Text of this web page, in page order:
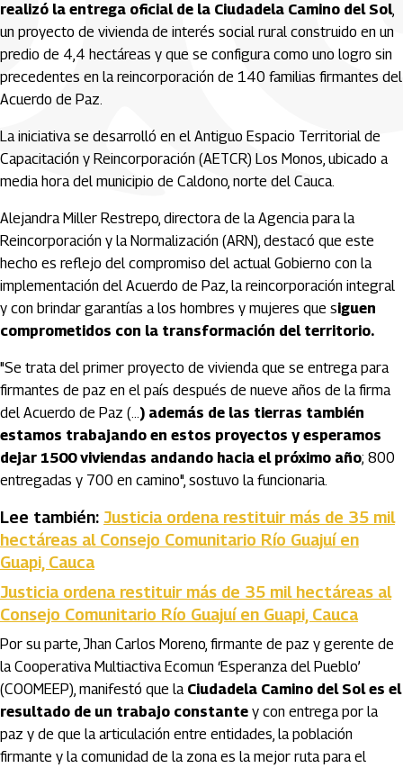
realizó la entrega oficial de la Ciudadela Camino del Sol,
un proyecto de vivienda de interés social rural construido en un
predio de 4,4 hectáreas y que se configura como uno logro sin
precedentes en la reincorporación de 140 familias firmantes del
Acuerdo de Paz.
La iniciativa se desarrolló en el Antiguo Espacio Territorial de
Capacitación y Reincorporación (AETCR) Los Monos, ubicado a
media hora del municipio de Caldono, norte del Cauca.
Alejandra Miller Restrepo, directora de la Agencia para la
Reincorporación y la Normalización (ARN), destacó que este
hecho es reflejo del compromiso del actual Gobierno con la
implementación del Acuerdo de Paz, la reincorporación integral
y con brindar garantías a los hombres y mujeres que siguen
comprometidos con la transformación del territorio.
"Se trata del primer proyecto de vivienda que se entrega para
firmantes de paz en el país después de nueve años de la firma
del Acuerdo de Paz (...) además de las tierras también
estamos trabajando en estos proyectos y esperamos
dejar 1500 viviendas andando hacia el próximo año; 800
entregadas y 700 en camino", sostuvo la funcionaria.
Lee también: Justicia ordena restituir más de 35 mil
hectáreas al Consejo Comunitario Río Guajuí en
Guapi, Cauca
Justicia ordena restituir más de 35 mil hectáreas al
Consejo Comunitario Río Guajuí en Guapi, Cauca
Por su parte, Jhan Carlos Moreno, firmante de paz y gerente de
la Cooperativa Multiactiva Ecomun ‘Esperanza del Pueblo’
(COOMEEP), manifestó que laCiudadela Camino del Sol es el
resultado de un trabajo constante y con entrega por la
paz y de que la articulación entre entidades, la población
firmante y la comunidad de la zona es la mejor ruta para el